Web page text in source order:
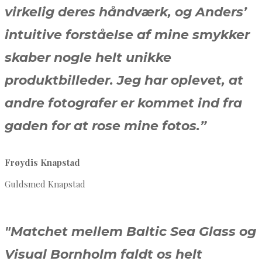
virkelig deres håndværk, og Anders’
intuitive forståelse af mine smykker
skaber nogle helt unikke
produktbilleder. Jeg har oplevet, at
andre fotografer er kommet ind fra
gaden for at rose mine fotos.”
Frøydis Knapstad
Guldsmed Knapstad
"Matchet mellem Baltic Sea Glass og
Visual Bornholm faldt os helt